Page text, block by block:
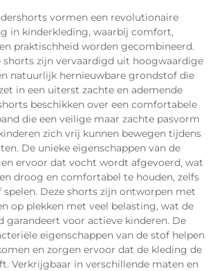
vormen een revolutionaire
in kinderkleding, waarbij comfort,
praktischheid worden gecombineerd.
shorts zijn vervaardigd uit hoogwaardige
natuurlijk hernieuwbare grondstof die
in een uiterst zachte en ademende
beschikken over een comfortabele
die een veilige maar zachte pasvorm
zich vrij kunnen bewegen tijdens
De unieke eigenschappen van de
ervoor dat vocht wordt afgevoerd, wat
droog en comfortabel te houden, zelfs
Deze shorts zijn ontworpen met
op plekken met veel belasting, wat de
garandeert voor actieve kinderen. De
eigenschappen van de stof helpen
en zorgen ervoor dat de kleding de
Verkrijgbaar in verschillende maten en